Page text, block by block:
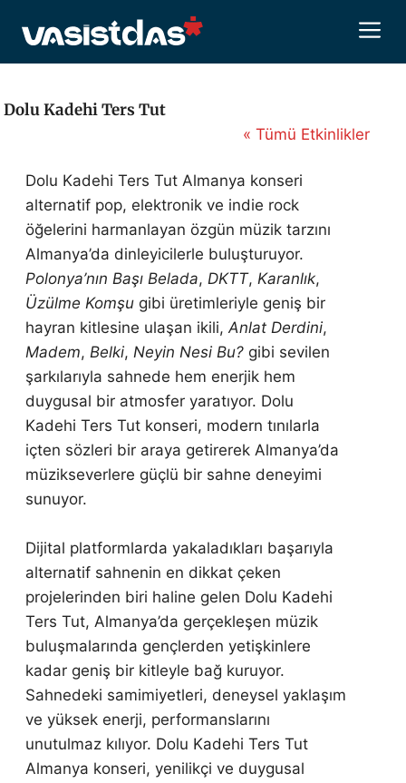
atla
Dolu Kadehi Ters Tut
« Tümü Etkinlikler
Dolu Kadehi Ters Tut Almanya konseri
alternatif pop, elektronik ve indie rock
öğelerini harmanlayan özgün müzik tarzını
Almanya’da dinleyicilerle buluşturuyor.
Polonya’nın Başı Belada, DKTT, Karanlık,
Üzülme Komşu gibi üretimleriyle geniş bir
hayran kitlesine ulaşan ikili,Anlat Derdini,
Madem, Belki, Neyin Nesi Bu? gibi sevilen
şarkılarıyla sahnede hem enerjik hem
duygusal bir atmosfer yaratıyor. Dolu
Kadehi Ters Tut konseri, modern tınılarla
içten sözleri bir araya getirerek Almanya’da
müzikseverlere güçlü bir sahne deneyimi
sunuyor.
Dijital platformlarda yakaladıkları başarıyla
alternatif sahnenin en dikkat çeken
projelerinden biri haline gelen Dolu Kadehi
Ters Tut, Almanya’da gerçekleşen müzik
buluşmalarında gençlerden yetişkinlere
kadar geniş bir kitleyle bağ kuruyor.
Sahnedeki samimiyetleri, deneysel yaklaşım
ve yüksek enerji, performanslarını
unutulmaz kılıyor. Dolu Kadehi Ters Tut
Almanya konseri, yenilikçi ve duygusal